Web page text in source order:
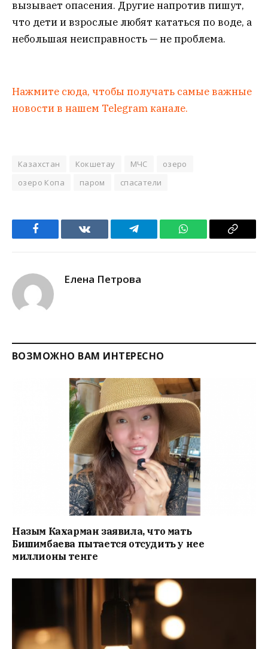
вызывает опасения. Другие напротив пишут,
что дети и взрослые любят кататься по воде, а
небольшая неисправность — не проблема.
Нажмите сюда, чтобы получать самые важные
новости в нашем Telegram канале.
Казахстан Кокшетау МЧС
озеро
озеро Копа
паром спасатели
Facebook VKontakteTelegram WhatsApp Copy
Елена Петрова
ВОЗМОЖНО ВАМ ИНТЕРЕСНО
Назым Кахарман заявила, что мать
Бишимбаева пытается отсудить у нее
миллионы тенге